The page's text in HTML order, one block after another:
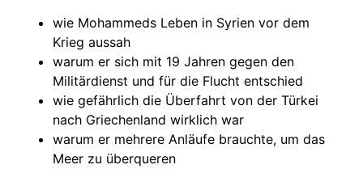
wie Mohammeds Leben in Syrien vor dem
Krieg aussah
warum er sich mit 19 Jahren gegen den
Militärdienst und für die Flucht entschied
wie gefährlich die Überfahrt von der Türkei
nach Griechenland wirklich war
warum er mehrere Anläufe brauchte, um das
Meer zu überqueren